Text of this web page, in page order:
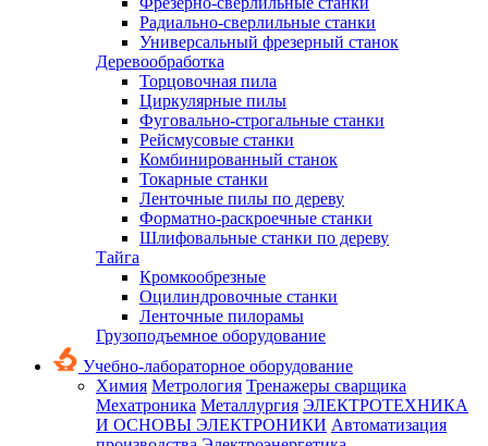
Радиально-сверлильные станки
Универсальный фрезерный станок
Деревообработка
Торцовочная пила
Циркулярные пилы
Фуговально-строгальные станки
Рейсмусовые станки
Комбинированный станок
Токарные станки
Ленточные пилы по дереву
Форматно-раскроечные станки
Шлифовальные станки по дереву
Тайга
Кромкообрезные
Оцилиндровочные станки
Ленточные пилорамы
Грузоподъемное оборудование
Учебно-лабораторное оборудование
Химия Метрология Тренажеры сварщика
Мехатроника Металлургия ЭЛЕКТРОТЕХНИКА
И ОСНОВЫ ЭЛЕКТРОНИКИ Автоматизация